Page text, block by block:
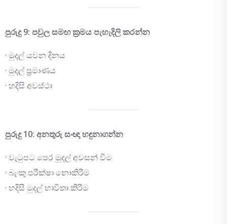
පුරුදු 9: පවුල සමඟ ක්‍රමය පැහැදිලි කරන්න
· මුදල් යවන දිනය
· මුදල් ප්‍රමාණය
· හදිසි අවස්ථා
පුරුදු 10: අනතුරු සංඥා හඳුනාගන්න
· වැටුපට පෙර මුදල් අවසන් වීම
· බැංකු පරීක්ෂා නොකිරීම
· හදිසි මුදල් භාවිතා කිරීම